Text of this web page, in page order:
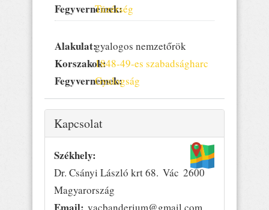
Fegyvernemek:
Tüzérség
Alakulat:gyalogos nemzetőrök
Korszakok:1848-49-es szabadságharc
Fegyvernemek:
Gyalogság
Elrejtés
Kapcsolat
Székhely:
Dr. Csányi László krt 68. Vác 2600
Magyarország